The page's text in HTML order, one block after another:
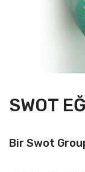
SWOT
Bir Swot